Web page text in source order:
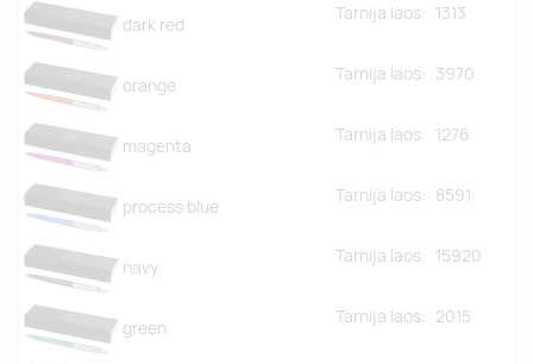
dark red
Tarnija laos: 1313
orange
Tarnija laos: 3970
magenta
Tarnija laos: 1276
process blue
Tarnija laos: 8591
navy
Tarnija laos: 15920
green
Tarnija laos: 2015